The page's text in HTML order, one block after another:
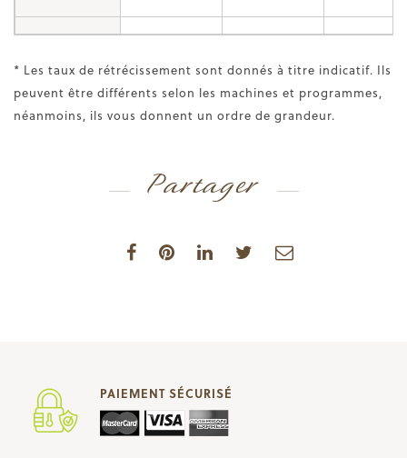
* Les taux de rétrécissement sont donnés à titre indicatif. Ils
peuvent être différents selon les machines et programmes,
néanmoins, ils vous donnent un ordre de grandeur.
Partager
PAIEMENT SÉCURISÉ